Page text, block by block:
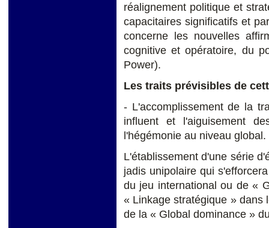
réalignement politique et
capacitaires significatifs et
concerne les nouvelles
cognitive et opératoire, du
Power).
Les traits prévisibles de
- L'accomplissement de la
influent et l'aiguisement
l'hégémonie au niveau global.
L'établissement d'une série
jadis unipolaire qui
du jeu international ou de «
« Linkage stratégique » dans
de la « Global dominance »